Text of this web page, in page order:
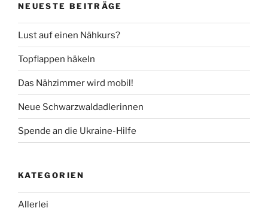
NEUESTE BEITRÄGE
Lust auf einen Nähkurs?
Topflappen häkeln
Das Nähzimmer wird mobil!
Neue Schwarzwaldadlerinnen
Spende an die Ukraine-Hilfe
KATEGORIEN
Allerlei